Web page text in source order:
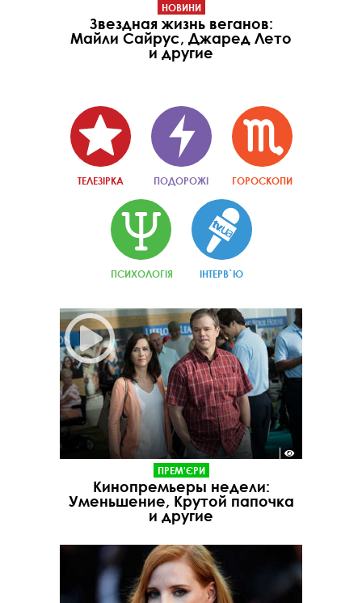
НОВИНИ
Звездная жизнь веганов:
Майли Сайрус, Джаред Лето
и другие
ТЕЛЕЗІРКА ПОДОРОЖІ ГОРОСКОПИ
ПСИХОЛОГІЯ ІНТЕРВ`Ю
ПРЕМ'ЄРИ
Кинопремьеры недели:
Уменьшение, Крутой папочка
и другие